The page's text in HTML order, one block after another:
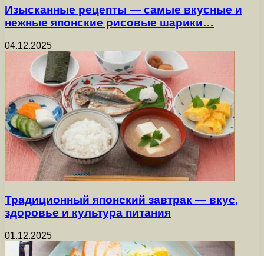
Изысканные рецепты — самые вкусные и
нежные японские рисовые шарики…
04.12.2025
Традиционный японский завтрак — вкус,
здоровье и культура питания
01.12.2025